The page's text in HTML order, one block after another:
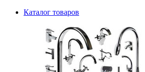
Каталог товаров